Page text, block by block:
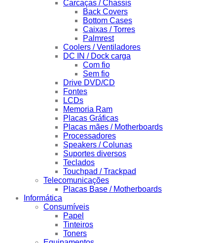
Carcaças / Chassis
Back Covers
Bottom Cases
Caixas / Torres
Palmrest
Coolers / Ventiladores
DC IN / Dock carga
Com fio
Sem fio
Drive DVD/CD
Fontes
LCDs
Memoria Ram
Placas Gráficas
Placas mães / Motherboards
Processadores
Speakers / Colunas
Suportes diversos
Teclados
Touchpad / Trackpad
Telecomunicações
Placas Base / Motherboards
Informática
Consumíveis
Papel
Tinteiros
Toners